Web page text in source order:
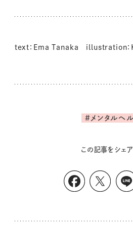
text：Ema Tanaka illustration：
#メンタルヘ
この記事をシェ